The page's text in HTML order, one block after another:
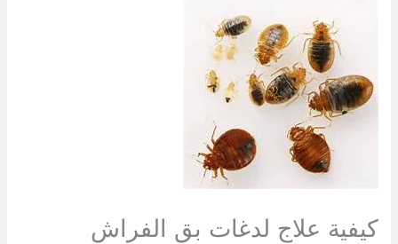
كيفية علاج لدغات بق الفراش